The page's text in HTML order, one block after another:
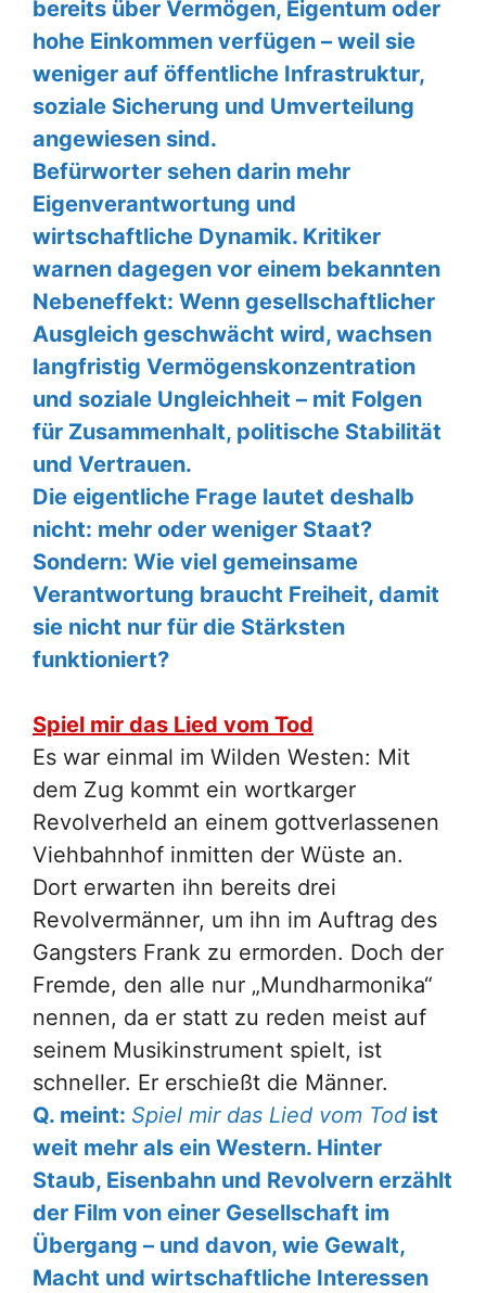
bereits über Vermögen, Eigentum oder
hohe Einkommen verfügen – weil sie
weniger auf öffentliche Infrastruktur,
soziale Sicherung und Umverteilung
angewiesen sind.
Befürworter sehen darin mehr
Eigenverantwortung und
wirtschaftliche Dynamik. Kritiker
warnen dagegen vor einem bekannten
Nebeneffekt: Wenn gesellschaftlicher
Ausgleich geschwächt wird, wachsen
langfristig Vermögenskonzentration
und soziale Ungleichheit – mit Folgen
für Zusammenhalt, politische Stabilität
und Vertrauen.
Die eigentliche Frage lautet deshalb
nicht: mehr oder weniger Staat?
Sondern: Wie viel gemeinsame
Verantwortung braucht Freiheit, damit
sie nicht nur für die Stärksten
funktioniert?
Spiel mir das Lied vom Tod
Es war einmal im Wilden Westen: Mit
dem Zug kommt ein wortkarger
Revolverheld an einem gottverlassenen
Viehbahnhof inmitten der Wüste an.
Dort erwarten ihn bereits drei
Revolvermänner, um ihn im Auftrag des
Gangsters Frank zu ermorden. Doch der
Fremde, den alle nur „Mundharmonika“
nennen, da er statt zu reden meist auf
seinem Musikinstrument spielt, ist
schneller. Er erschießt die Männer.
Q. meint: Spiel mir das Lied vom Tod ist
weit mehr als ein Western. Hinter
Staub, Eisenbahn und Revolvern erzählt
der Film von einer Gesellschaft im
Übergang – und davon, wie Gewalt,
Macht und wirtschaftliche Interessen